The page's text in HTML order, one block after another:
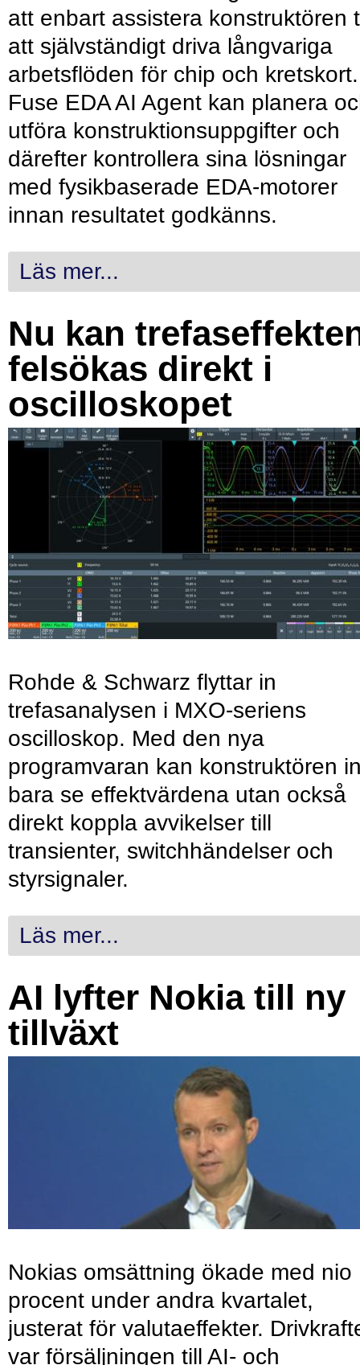
att enbart assistera konstruktören
att självständigt driva långvariga
arbetsflöden för chip och kretskort.
Fuse EDA AI Agent kan planera
utföra konstruktionsuppgifter och
därefter kontrollera sina lösningar
med fysikbaserade EDA-motorer
innan resultatet godkänns.
Läs mer...
Nu kan
felsökas direkt i
oscilloskopet
Rohde & Schwarz flyttar in
trefasanalysen i MXO-seriens
oscilloskop. Med den nya
programvaran kan konstruktören
bara se effektvärdena utan också
direkt koppla avvikelser till
transienter, switchhändelser och
styrsignaler.
Läs mer...
AI lyfter Nokia till ny
tillväxt
Nokias omsättning ökade med nio
procent under andra kvartalet,
justerat för valutaeffekter.
var försäljningen till AI- och